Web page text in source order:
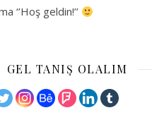
‘’Hoş geldin!’’
GEL TANIŞ OLALIM